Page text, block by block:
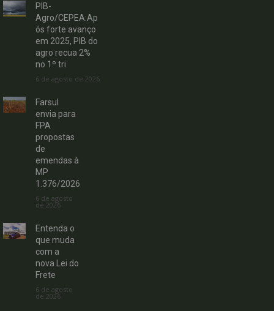
PIB-
Agro/CEPEA:Ap
ós forte avanço
em 2025, PIB do
agro recua 2%
no 1º tri
6 de agosto de 2026
Farsul
envia para
FPA
propostas
de
emendas à
MP
1.376/2026
6 de agosto
de 2026
Entenda o
que muda
com a
nova Lei do
Frete
6 de agosto
de 2026